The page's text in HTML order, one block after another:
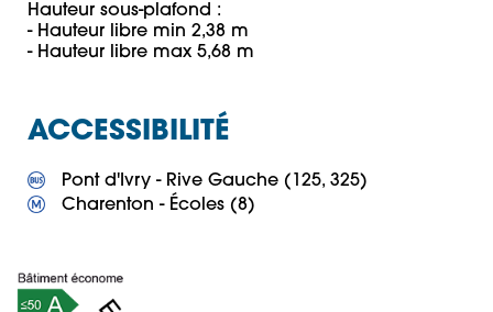
Hauteur sous-plafond :
- Hauteur libre min 2,38 m
- Hauteur libre max 5,68 m
ACCESSIBILITÉ
Charenton - Écoles (8)